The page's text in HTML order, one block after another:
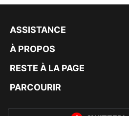
ASSISTANCE
À PROPOS
RESTE À LA PAGE
PARCOURIR